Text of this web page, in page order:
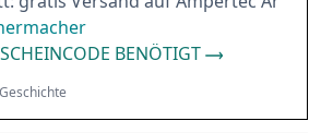
BENÖTIGT
Geschichte